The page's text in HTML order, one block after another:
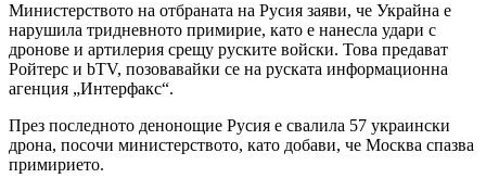
Министерството на отбраната на Русия заяви, че Украйна е
нарушила тридневното примирие, като е нанесла удари с
дронове и артилерия срещу руските войски. Това предават
Ройтерс и bTV, позовавайки се на руската информационна
агенция „Интерфакс“.
През последното денонощие Русия е свалила 57 украински
дрона, посочи министерството, като добави, че Москва спазва
примирието.